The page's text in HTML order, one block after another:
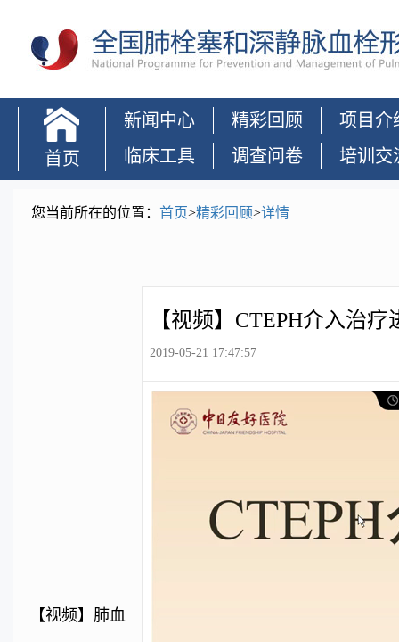
首页
新闻中心 精彩回顾
项目介
临床工具
调查问卷 培训交
您当前所在的位置： 首页>精彩回顾>详情
【视频】肺血
【视频】CTEPH介入治
2019-05-21 17:47:57